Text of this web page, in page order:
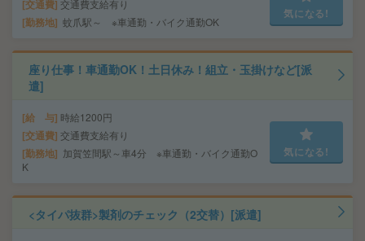
交通費 交通費支給有り
勤務地 蚊爪駅～ ※車通勤・バイク通勤OK
気になる!
座り仕事！車通勤OK！土日休み！組立・玉掛けなど[派
遣]
給 与 時給1200円
交通費 交通費支給有り
勤務地
加賀笠間駅～車4分 ※車通勤・バイク通勤O
K
気になる!
<タイパ抜群>製剤のチェック（2交替）[派遣]